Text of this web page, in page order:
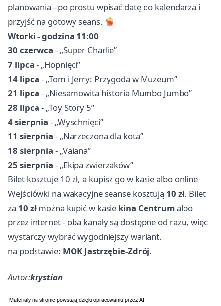
planowania - po prostu wpisać datę do kalendarza i
przyjść na gotowy seans. 🍿
Wtorki - godzina 11:00
30 czerwca - „Super Charlie”
7 lipca - „Hopnięci”
14 lipca - „Tom i Jerry: Przygoda w Muzeum”
21 lipca - „Niesamowita historia Mumbo Jumbo”
28 lipca - „Toy Story 5”
4 sierpnia - „Wyschnięci”
11 sierpnia - „Narzeczona dla kota”
18 sierpnia - „Vaiana”
25 sierpnia - „Ekipa zwierzaków”
Bilet kosztuje 10 zł, a kupisz go w kasie albo online
Wejściówki na wakacyjne seanse kosztują 10 zł. Bilet
za 10 zł można kupić w kasie kina Centrumalbo
przez internet - oba kanały są dostępne od razu, więc
wystarczy wybrać wygodniejszy wariant.
na podstawie: MOK Jastrzębie-Zdrój.
Autor:krystian